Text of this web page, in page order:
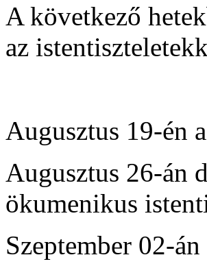
A következő
az
Augusztus 19-én
Augusztus 26-án
ökumenikus
Szeptember 02-